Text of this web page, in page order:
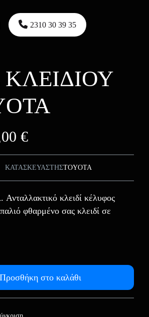
2310 30 39 35
€
ΚΑΤΑΣΚΕΥΑΣΤΗΣTOYOTA
κλειδί κέλυφος
φθαρμένο σας κλειδί σε
Προσθήκη στο καλάθι